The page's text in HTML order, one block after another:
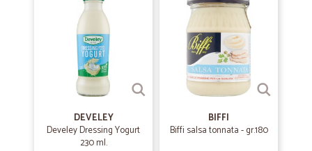
DEVELEY
Develey Dressing Yogurt
230 ml.
BIFFI
Biffi salsa tonnata - gr.180